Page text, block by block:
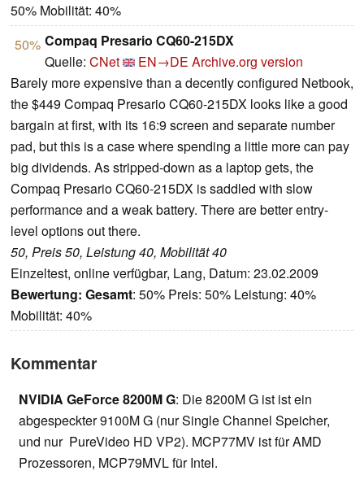
50% Mobilität: 40%
50% Compaq Presario CQ60-215DX
Quelle: CNet EN→DE Archive.org version
Barely more expensive than a decently configured Netbook,
the $449 Compaq Presario CQ60-215DX looks like a good
bargain at first, with its 16:9 screen and separate number
pad, but this is a case where spending a little more can pay
big dividends. As stripped-down as a laptop gets, the
Compaq Presario CQ60-215DX is saddled with slow
performance and a weak battery. There are better entry-
level options out there.
50, Preis 50, Leistung 40, Mobilität 40
Einzeltest, online verfügbar, Lang, Datum: 23.02.2009
Bewertung: Gesamt: 50% Preis: 50% Leistung: 40%
Mobilität: 40%
Kommentar
NVIDIA GeForce 8200M G: Die 8200M G ist ist ein
abgespeckter 9100M G (nur Single Channel Speicher,
und nur PureVideo HD VP2). MCP77MV ist für AMD
Prozessoren, MCP79MVL für Intel.